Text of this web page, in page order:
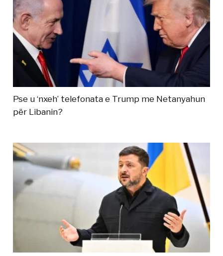
Pse u ‘nxeh’ telefonata e Trump me Netanyahun
për Libanin?